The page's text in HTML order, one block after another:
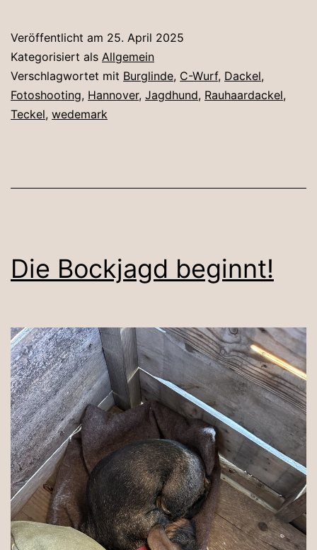
Veröffentlicht am 25. April 2025
Kategorisiert als Allgemein
Verschlagwortet mit Burglinde, C-Wurf, Dackel,
Fotoshooting, Hannover, Jagdhund, Rauhaardackel,
Teckel, wedemark
Die Bockjagd beginnt!